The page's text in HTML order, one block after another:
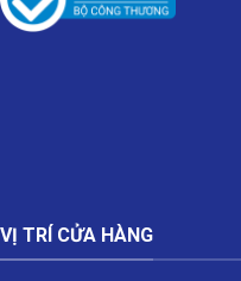
VỊ TRÍ CỬA HÀNG